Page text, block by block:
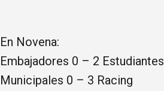
En Novena:
Embajadores 0 – 2 Estudiantes
Municipales 0 – 3 Racing